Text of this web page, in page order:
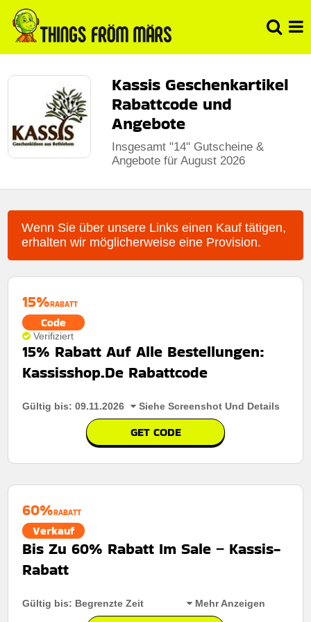
Kassis Geschenkartikel
Rabattcode und
Angebote
Insgesamt "14" Gutscheine &
Angebote für August 2026
Wenn Sie über unsere Links einen Kauf tätigen,
erhalten wir möglicherweise eine Provision.
15%RABATT
Code
Verifiziert
15% Rabatt Auf Alle Bestellungen:
Kassisshop.De Rabattcode
Gültig bis: 09.11.2026 Siehe Screenshot Und Details
GET CODE
60%RABATT
Verkauf
Bis Zu 60% Rabatt Im Sale – Kassis-
Rabatt
Gültig bis: Begrenzte Zeit Mehr Anzeigen